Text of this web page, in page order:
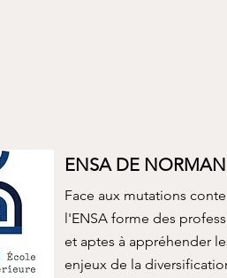
ENSA DE
Face aux mutations
l'ENSA forme des
et aptes à appréhender
enjeux de la